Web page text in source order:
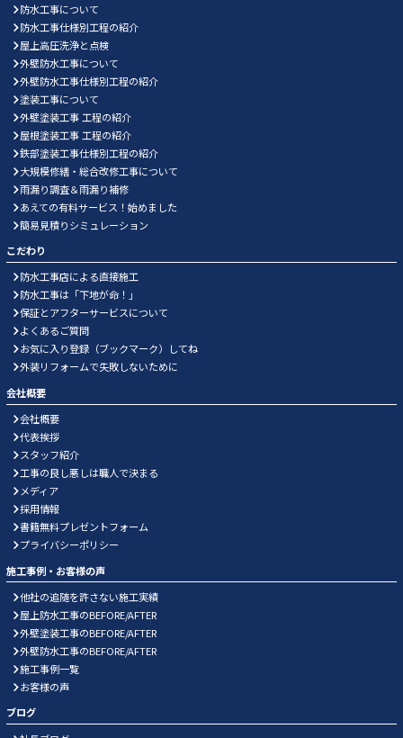
防水工事について
防水工事仕様別工程の紹介
屋上高圧洗浄と点検
外壁防水工事について
外壁防水工事仕様別工程の紹介
塗装工事について
外壁塗装工事 工程の紹介
屋根塗装工事 工程の紹介
鉄部塗装工事仕様別工程の紹介
大規模修繕・総合改修工事について
雨漏り調査＆雨漏り補修
あえての有料サービス！始めました
簡易見積りシミュレーション
こだわり
防水工事店による直接施工
防水工事は「下地が命！」
保証とアフターサービスについて
よくあるご質問
お気に入り登録（ブックマーク）してね
外装リフォームで失敗しないために
会社概要
会社概要
代表挨拶
スタッフ紹介
工事の良し悪しは職人で決まる
メディア
採用情報
書籍無料プレゼントフォーム
プライバシーポリシー
施工事例・お客様の声
他社の追随を許さない施工実績
屋上防水工事のBEFORE/AFTER
外壁塗装工事のBEFORE/AFTER
外壁防水工事のBEFORE/AFTER
施工事例一覧
お客様の声
ブログ